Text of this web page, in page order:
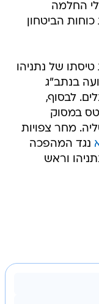
החלמה
הביטחון
של נתניהו
בנתב"ג
לבסוף,
במסוק
מחר צפויות
נגד המהפכה
וראש